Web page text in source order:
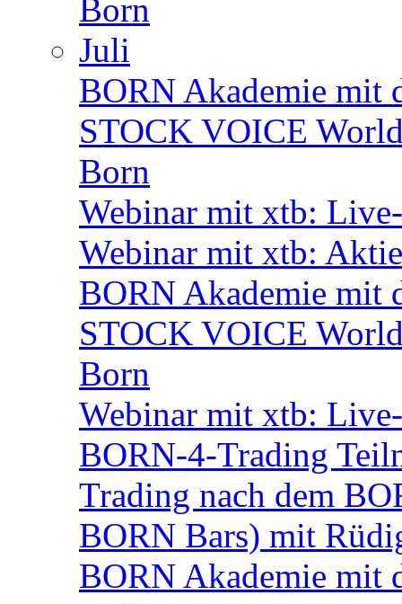
Born
Juli
BORN Akademie mit
STOCK VOICE
Born
Webinar mit xtb:
Webinar mit xtb:
BORN Akademie mit
STOCK VOICE
Born
Webinar mit xtb:
BORN-4-Trading
Trading nach dem
BORN Bars) mit
BORN Akademie mit